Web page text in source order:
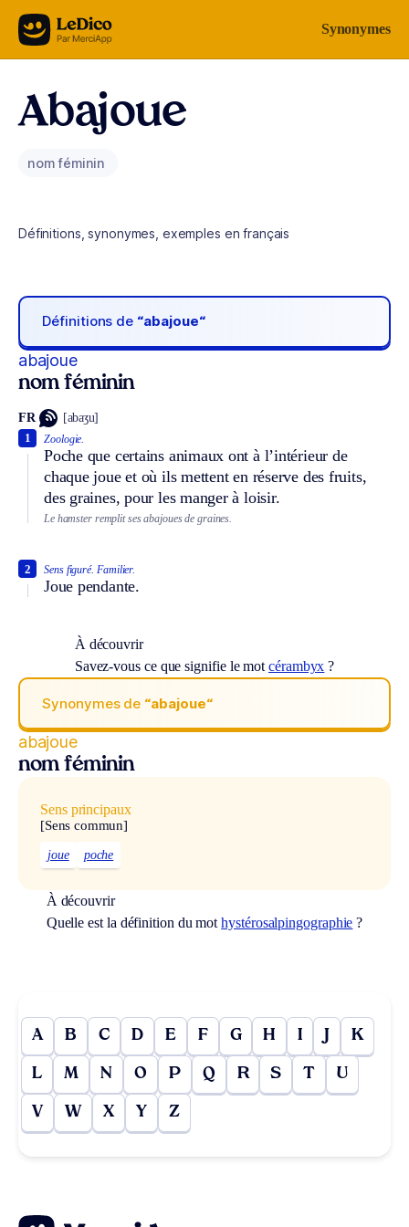
Aller au contenu Synonymes
Abajoue
nom féminin
Définitions, synonymes, exemples en français
Définitions de “abajoue“
abajoue
nom féminin
FR [abaʒu]
Zoologie.
Poche que certains animaux ont à l’intérieur de
chaque joue et où ils mettent en réserve des fruits,
des graines, pour les manger à loisir.
1
Le hamster remplit ses abajoues de graines.
Sens figuré. Familier.
Joue pendante.
2
À découvrir
Savez-vous ce que signifie le motcérambyx ?
Synonymes de “abajoue“
abajoue
nom féminin
Sens principaux
[Sens commun]
joue poche
À découvrir
Quelle est la définition du mothystérosalpingographie ?
A B C D E F G H I J K
L M N O P Q R S T U
V W X Y Z